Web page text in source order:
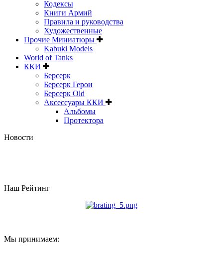
Кодексы
Книги Армий
Правила и руководства
Художественные
Прочие Миниатюры
Kabuki Models
World of Tanks
ККИ
Берсерк
Берсерк Герои
Берсерк Old
Аксессуары ККИ
Альбомы
Протектора
Новости
Наш Рейтинг
Мы принимаем: